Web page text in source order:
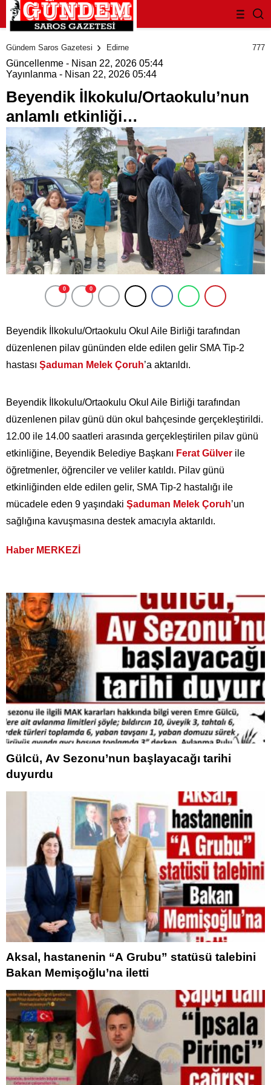
deneme
bonusu
eve
nakliyat
veren
siteleri
siteleri
popüler
casino
siteleri
ofis
taşıma
parça
eşya
taşıma
evden
eve
nakliyat
nakliyat
Gündem Saros Gazetesi Edirne 777
Güncellenme - Nisan 22, 2026 05:44
Yayınlanma - Nisan 22, 2026 05:44
Beyendik İlkokulu/Ortaokulu’nun
anlamlı etkinliği…
0 0
Beyendik İlkokulu/Ortaokulu Okul Aile Birliği tarafından
düzenlenen pilav gününden elde edilen gelir SMA Tip-2
hastası Şaduman Melek Çoruh’a aktarıldı.
Beyendik İlkokulu/Ortaokulu Okul Aile Birliği tarafından
düzenlenen pilav günü dün okul bahçesinde gerçekleştirildi.
12.00 ile 14.00 saatleri arasında gerçekleştirilen pilav günü
etkinliğine, Beyendik Belediye Başkanı Ferat Gülver ile
öğretmenler, öğrenciler ve veliler katıldı. Pilav günü
etkinliğinden elde edilen gelir, SMA Tip-2 hastalığı ile
mücadele eden 9 yaşındaki Şaduman Melek Çoruh’un
sağlığına kavuşmasına destek amacıyla aktarıldı.
Haber MERKEZİ
Gülcü, Av Sezonu’nun başlayacağı tarihi
duyurdu
Aksal, hastanenin “A Grubu” statüsü talebini
Bakan Memişoğlu’na iletti